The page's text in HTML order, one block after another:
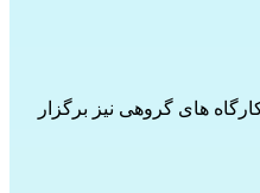
و در طول همراهی شما کارگاه های گروهی نیز برگزار